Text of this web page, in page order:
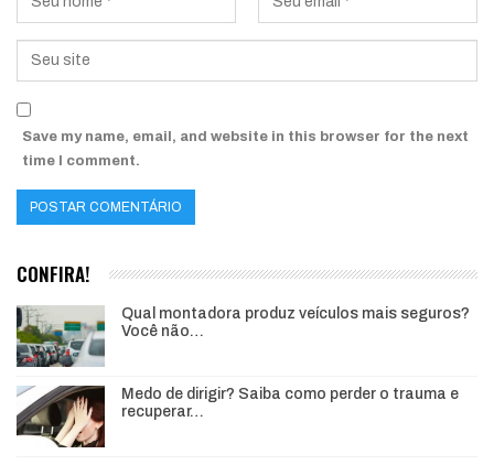
Save my name, email, and website in this browser for the next
time I comment.
CONFIRA!
Qual montadora produz veículos mais seguros?
Você não…
Medo de dirigir? Saiba como perder o trauma e
recuperar…